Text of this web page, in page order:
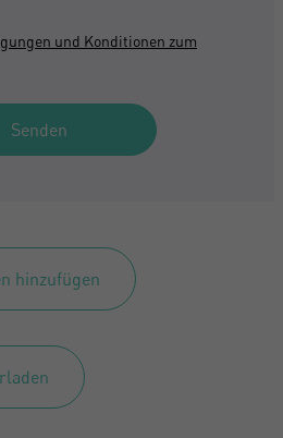
und Konditionen zum
Senden
hinzufügen